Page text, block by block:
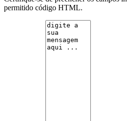
permitido código HTML.